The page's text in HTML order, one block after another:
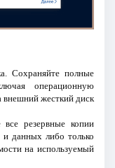
Сохраняйте полные
операционную
внешний жесткий диск
все резервные копии
данных либо только
на используемый